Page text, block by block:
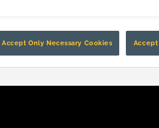
aumentar
a disponibilidade
Accept Only Necessary Cookies